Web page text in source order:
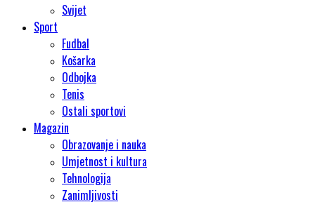
Svijet
Sport
Fudbal
Košarka
Odbojka
Tenis
Ostali sportovi
Magazin
Obrazovanje i nauka
Umjetnost i kultura
Tehnologija
Zanimljivosti